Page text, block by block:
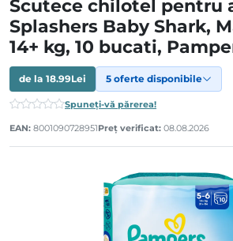
Scutece chilotel pentru
Splashers Baby Shark,
14+ kg, 10 bucati,
de la 18.99Lei 5 oferte disponibile
Spuneți-vă părerea!
EAN: 8001090728951Preț verificat: 08.08.2026